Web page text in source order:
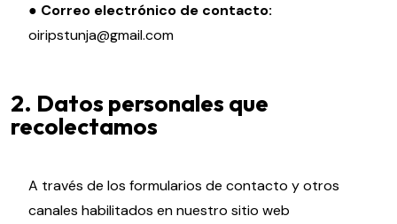
● Correo electrónico de contacto:
oiripstunja@gmail.com
2. Datos personales que
recolectamos
A través de los formularios de contacto y otros
canales habilitados en nuestro sitio web